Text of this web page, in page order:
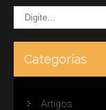
Categorias
Artigos